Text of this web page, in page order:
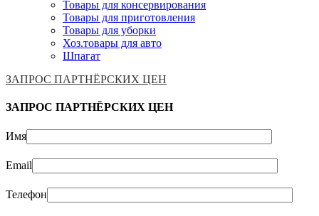
Товары для консервирования
Товары для приготовления
Товары для уборки
Хоз.товары для авто
Шпагат
ЗАПРОС ПАРТНЁРСКИХ ЦЕН
ЗАПРОС ПАРТНЁРСКИХ ЦЕН
Имя
Email
Телефон